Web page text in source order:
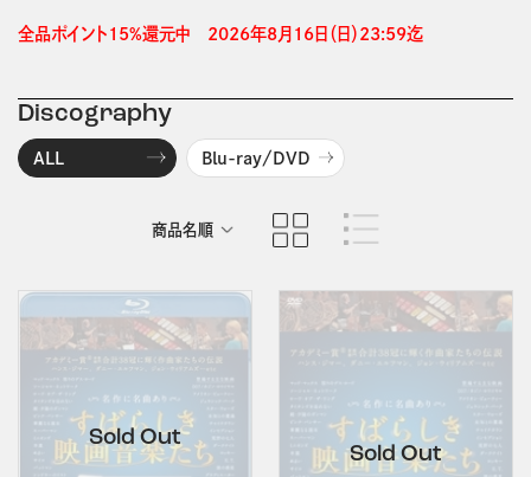
全品ポイント15%還元中　2026年8月16日（日）23:59迄
Discography
ALL Blu-ray/DVD
商品名順